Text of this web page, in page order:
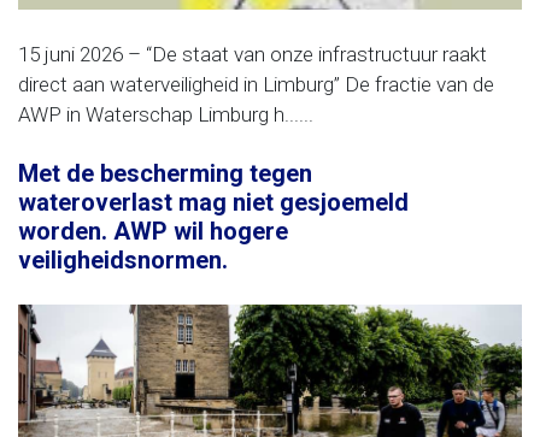
15 juni 2026 – “De staat van onze infrastructuur raakt
direct aan waterveiligheid in Limburg” De fractie van de
AWP in Waterschap Limburg h......
Met de bescherming tegen
wateroverlast mag niet gesjoemeld
worden. AWP wil hogere
veiligheidsnormen.